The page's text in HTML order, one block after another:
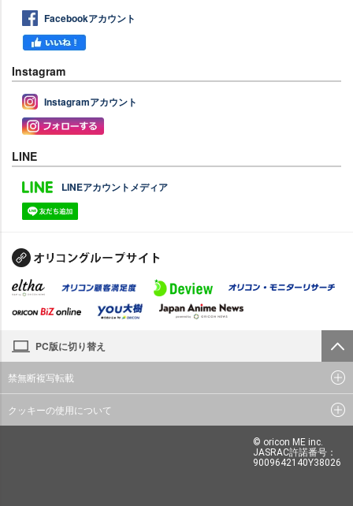
Facebookアカウント
Instagram
Instagramアカウント
LINE
LINEアカウントメディア
PC版に切り替え
禁無断複写転載
クッキーの使用について
© oricon ME inc.
JASRAC許諾番号：
9009642140Y38026